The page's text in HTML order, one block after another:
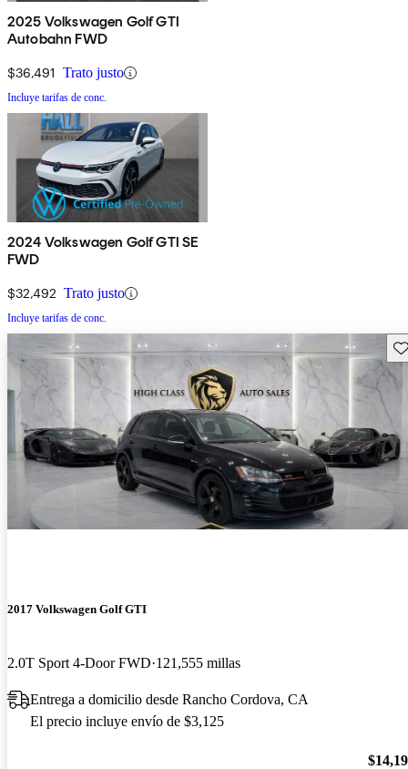
2025 Volkswagen Golf GTI
Autobahn FWD
$36,491 Trato justo
Incluye tarifas de conc.
2024 Volkswagen Golf GTI SE
FWD
$32,492 Trato justo
Incluye tarifas de conc.
2017 Volkswagen Golf GTI
2.0T Sport 4-Door FWD 121,555 millas
Entrega a domicilio desde Rancho Cordova, CA
El precio incluye envío de $3,125